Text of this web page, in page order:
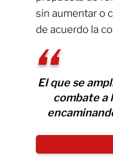
sin aumentar o
de acuerdo la
El que se
combate a